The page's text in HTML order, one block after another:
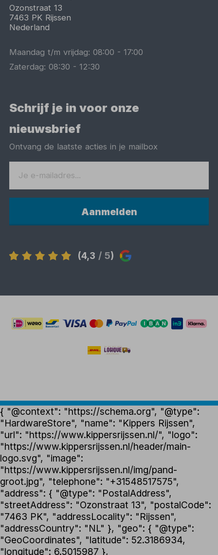
Ozonstraat 13
7463 PK Rijssen
Nederland
Maandag t/m vrijdag:08:00 -17:00
Zaterdag:08:30 -12:30
Schrijf je in voor onze
nieuwsbrief
Ontvang de laatste acties in je mailbox
Aanmelden
(4,3 / 5)
{ "@context": "https://schema.org", "@type":
"HardwareStore", "name": "Kippers Rijssen",
"url": "https://www.kippersrijssen.nl/", "logo":
"https://www.kippersrijssen.nl/header/main-
logo.svg", "image":
"https://www.kippersrijssen.nl/img/pand-
groot.jpg", "telephone": "+31548517575",
"address": { "@type": "PostalAddress",
"streetAddress": "Ozonstraat 13", "postalCode":
"7463 PK", "addressLocality": "Rijssen",
"addressCountry": "NL" }, "geo": { "@type":
"GeoCoordinates", "latitude": 52.3186934,
"longitude": 6.5015987 },